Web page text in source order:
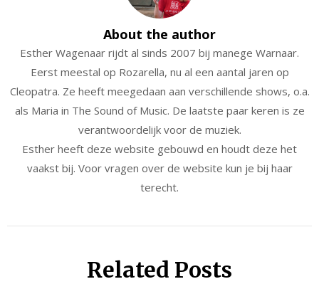
About the author
Esther Wagenaar rijdt al sinds 2007 bij manege Warnaar.
Eerst meestal op Rozarella, nu al een aantal jaren op
Cleopatra. Ze heeft meegedaan aan verschillende shows, o.a.
als Maria in The Sound of Music. De laatste paar keren is ze
verantwoordelijk voor de muziek.
Esther heeft deze website gebouwd en houdt deze het
vaakst bij. Voor vragen over de website kun je bij haar
terecht.
Related Posts